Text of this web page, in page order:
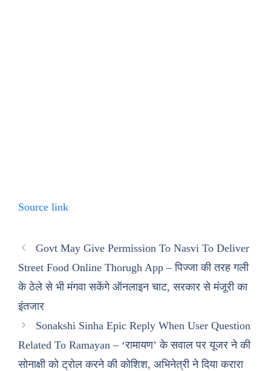
Source link
Govt May Give Permission To Nasvi To Deliver
Street Food Online Thorugh App – पिज्जा की तरह गली
के ठेले से भी मंगवा सकेंगे ऑनलाइन चाट, सरकार से मंजूरी का
इंतजार
Sonakshi Sinha Epic Reply When User Question
Related To Ramayan – ‘रामायण’ के सवाल पर यूजर ने की
सोनाक्षी को ट्रोल करने की कोशिश, अभिनेत्री ने दिया करारा